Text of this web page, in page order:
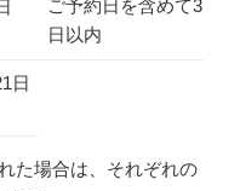
ご予約日を含めて3
日以内
日
た場合は、それぞれの